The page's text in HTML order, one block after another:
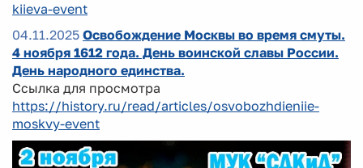
kiieva-event
04.11.2025 Освобождение Москвы во время смуты.
4 ноября 1612 года. День воинской славы России.
День народного единства.
Ссылка для просмотра
https://history.ru/read/articles/osvobozhdieniie-
moskvy-event